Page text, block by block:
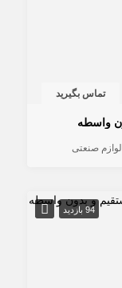
تماس بگیرید
واسطه
لوازم صنعتی
94 بازدید